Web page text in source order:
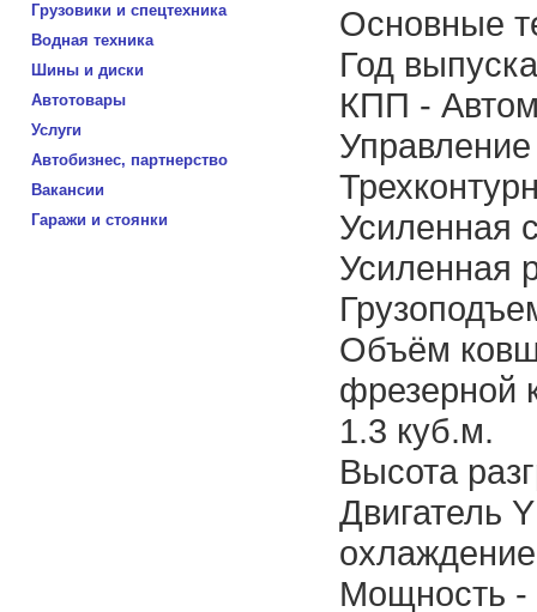
Грузовики и спецтехника
Водная техника
Шины и диски
Автотовары
Услуги
Автобизнес, партнерство
Вакансии
Гаражи и стоянки
Основные
Год
КПП -
Усиленная
Усиленная
Объём
фрезерной
1.3 куб.м.
Высота
Двигатель
Мощность -